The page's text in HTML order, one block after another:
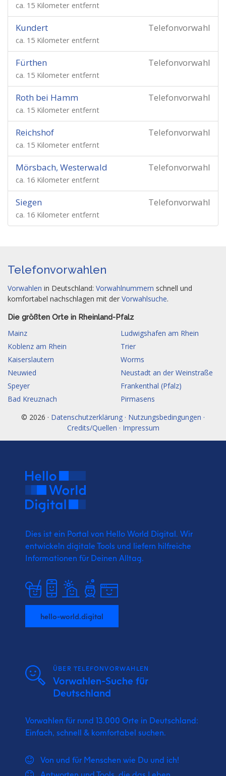
ca. 15 Kilometer entfernt
Telefonvorwahl
Kundert
ca. 15 Kilometer entfernt
Telefonvorwahl
Fürthen
ca. 15 Kilometer entfernt
Telefonvorwahl
Roth bei Hamm
ca. 15 Kilometer entfernt
Telefonvorwahl
Reichshof
ca. 15 Kilometer entfernt
Telefonvorwahl
Mörsbach, Westerwald
ca. 16 Kilometer entfernt
Telefonvorwahl
Siegen
ca. 16 Kilometer entfernt
Telefonvorwahlen
Vorwahlen in Deutschland: Vorwahlnummern schnell und
komfortabel nachschlagen mit der Vorwahlsuche.
Die größten Orte in Rheinland-Pfalz
Mainz
Ludwigshafen am Rhein
Koblenz am Rhein
Trier
Kaiserslautern
Worms
Neuwied
Neustadt an der Weinstraße
Speyer
Frankenthal (Pfalz)
Bad Kreuznach
Pirmasens
© 2026 · Datenschutzerklärung · Nutzungsbedingungen ·
Credits/Quellen · Impressum
Dies ist ein Portal von Hello World Digital. Wir
entwickeln digitale Tools und liefern hilfreiche
Informationen für Deinen Alltag.
hello-world.digital
ÜBER TELEFONVORWAHLEN
Vorwahlen-Suche für
Deutschland
Vorwahlen für rund 13.000 Orte in Deutschland:
Einfach, schnell & komfortabel suchen.
Von und für Menschen wie Du und ich!